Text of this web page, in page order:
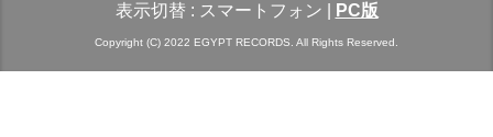
表示切替 : スマートフォン PC版
Copyright (C) 2022 EGYPT RECORDS. All Rights Reserved.